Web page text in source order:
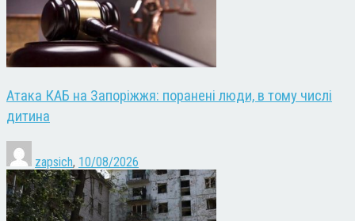
Атака КАБ на Запоріжжя: поранені люди, в тому числі
дитина
zapsich, 10/08/2026